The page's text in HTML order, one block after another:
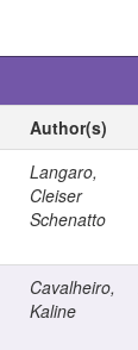
Author(s)
Langaro,
Cleiser
Schenatto
Cavalheiro,
Kaline